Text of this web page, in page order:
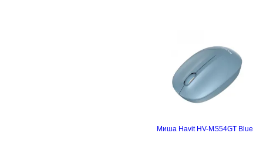
Миша Havit HV-MS54GT Blue